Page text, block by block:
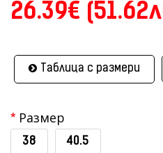
26.39€
Таблица с размери
Размер
38 40.5